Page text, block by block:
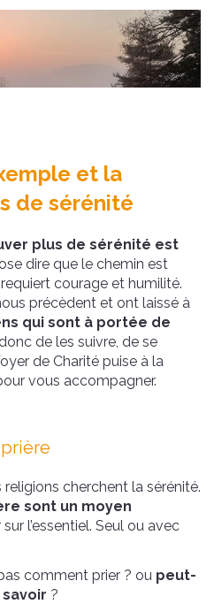
et la
de sérénité
plus de sérénité est
dire que le chemin est
courage et humilité.
précèdent et ont laissé à
qui sont à portée de
de les suivre, de se
de Charité puise à la
vous accompagner.
cherchent la sérénité.
sont un moyen
l’essentiel. Seul ou avec
comment prier ? ou peut-
?